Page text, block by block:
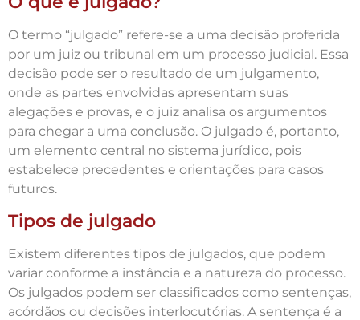
O termo “julgado” refere-se a uma decisão proferida
por um juiz ou tribunal em um processo judicial. Essa
decisão pode ser o resultado de um julgamento,
onde as partes envolvidas apresentam suas
alegações e provas, e o juiz analisa os argumentos
para chegar a uma conclusão. O julgado é, portanto,
um elemento central no sistema jurídico, pois
estabelece precedentes e orientações para casos
futuros.
Tipos de julgado
Existem diferentes tipos de julgados, que podem
variar conforme a instância e a natureza do processo.
Os julgados podem ser classificados como sentenças,
acórdãos ou decisões interlocutórias. A sentença é a